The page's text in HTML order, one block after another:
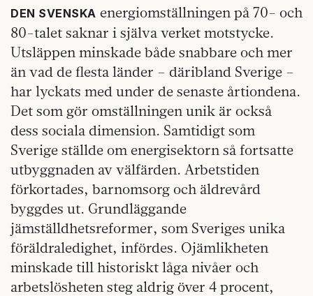
DEN SVENSKA energiomställningen på 70- och
80-talet saknar i själva verket motstycke.
Utsläppen minskade både snabbare och mer
än vad de flesta länder – däribland Sverige –
har lyckats med under de senaste årtiondena.
Det som gör omställningen unik är också
dess sociala dimension. Samtidigt som
Sverige ställde om energisektorn så fortsatte
utbyggnaden av välfärden. Arbetstiden
förkortades, barnomsorg och äldrevård
byggdes ut. Grundläggande
jämställdhetsreformer, som Sveriges unika
föräldraledighet, infördes. Ojämlikheten
minskade till historiskt låga nivåer och
arbetslösheten steg aldrig över 4 procent,